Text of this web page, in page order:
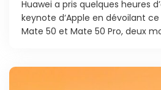
Huawei a pris quelques heures
keynote d‘Apple en dévoilant
Mate 50 et Mate 50 Pro, deux